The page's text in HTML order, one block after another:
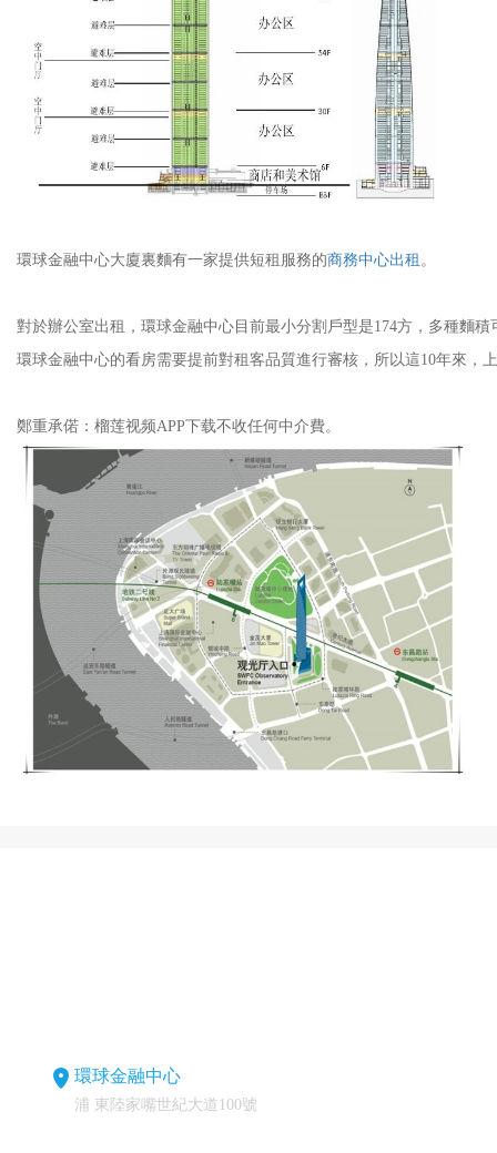
環球金融中心大廈裏麵有一家提供短租服務的商務中心出租 。
對於辦公室出租，環球金融中心目前最小分割戶型是174方，多種麵積
環球金融中心的看房需要提前對租客品質進行審核，所以這10年來，
鄭重承偌：榴莲视频APP下载不收任何中介費。
環球金融中心
浦 東陸家嘴世紀大道100號